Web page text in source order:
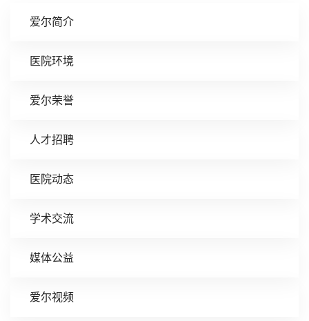
爱尔简介
医院环境
爱尔荣誉
人才招聘
医院动态
学术交流
媒体公益
爱尔视频